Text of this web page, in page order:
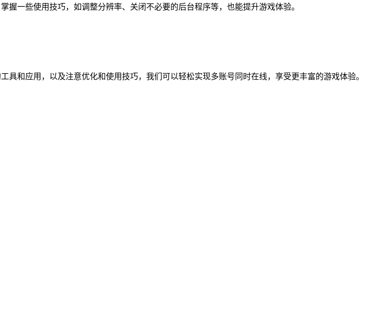
一些使用技巧，如调整分辨率、关闭不必要的后台程序等，也能提升游戏体验。
和应用，以及注意优化和使用技巧，我们可以轻松实现多账号同时在线，享受更丰富的游戏体验。